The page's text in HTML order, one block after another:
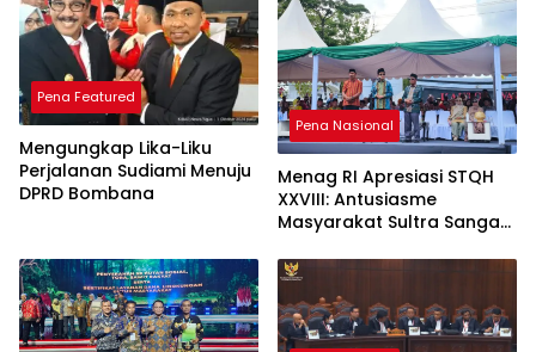
Pena Featured
Mengungkap Lika-Liku
Perjalanan Sudiami Menuju
DPRD Bombana
Pena Nasional
Menag RI Apresiasi STQH
XXVIII: Antusiasme
Masyarakat Sultra Sangat